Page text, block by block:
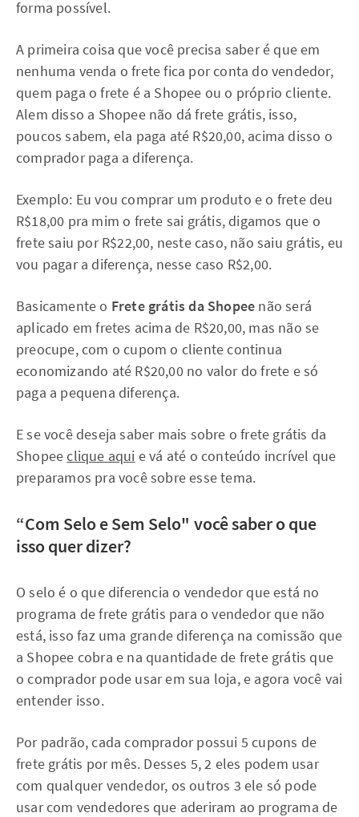
forma possível.
A primeira coisa que você precisa saber é que em
nenhuma venda o frete fica por conta do vendedor,
quem paga o frete é a Shopee ou o próprio cliente.
Alem disso a Shopee não dá frete grátis, isso,
poucos sabem, ela paga até R$20,00, acima disso o
comprador paga a diferença.
Exemplo: Eu vou comprar um produto e o frete deu
R$18,00 pra mim o frete sai grátis, digamos que o
frete saiu por R$22,00, neste caso, não saiu grátis, eu
vou pagar a diferença, nesse caso R$2,00.
Basicamente o Frete grátis da Shopee não será
aplicado em fretes acima de R$20,00, mas não se
preocupe, com o cupom o cliente continua
economizando até R$20,00 no valor do frete e só
paga a pequena diferença.
E se você deseja saber mais sobre o frete grátis da
Shopeeclique aqui e vá até o conteúdo incrível que
preparamos pra você sobre esse tema.
“Com Selo e Sem Selo" você saber o que
isso quer dizer?
O selo é o que diferencia o vendedor que está no
programa de frete grátis para o vendedor que não
está, isso faz uma grande diferença na comissão que
a Shopee cobra e na quantidade de frete grátis que
o comprador pode usar em sua loja, e agora você vai
entender isso.
Por padrão, cada comprador possui 5 cupons de
frete grátis por mês. Desses 5, 2 eles podem usar
com qualquer vendedor, os outros 3 ele só pode
usar com vendedores que aderiram ao programa de